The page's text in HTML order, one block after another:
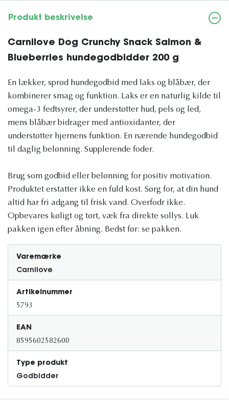
Produkt beskrivelse
Carnilove Dog Crunchy Snack Salmon &
Blueberries hundegodbidder 200 g
En lækker, sprød hundegodbid med laks og blåbær, der
kombinerer smag og funktion. Laks er en naturlig kilde til
omega-3 fedtsyrer, der understøtter hud, pels og led,
mens blåbær bidrager med antioxidanter, der
understøtter hjernens funktion. En nærende hundegodbid
til daglig belønning. Supplerende foder.
Brug som godbid eller belønning for positiv motivation.
Produktet erstatter ikke en fuld kost. Sørg for, at din hund
altid har fri adgang til frisk vand. Overfodr ikke.
Opbevares køligt og tørt, væk fra direkte sollys. Luk
pakken igen efter åbning. Bedst før: se pakken.
Varemærke
Carnilove
Artikelnummer
5793
EAN
8595602582600
Type produkt
Godbidder